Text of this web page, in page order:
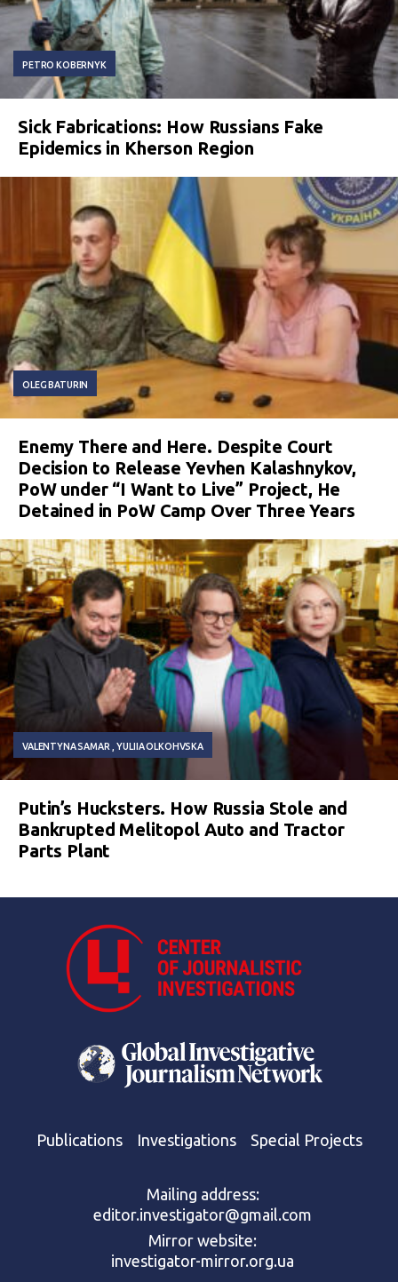
PETRO KOBERNYK
Sick Fabrications: How Russians Fake
Epidemics in Kherson Region
OLEG BATURIN
Enemy There and Here. Despite Court
Decision to Release Yevhen Kalashnykov,
PoW under “I Want to Live” Project, He
Detained in PoW Camp Over Three Years
VALENTYNA SAMAR YULIIA OLKOHVSKA
Putin’s Hucksters. How Russia Stole and
Bankrupted Melitopol Auto and Tractor
Parts Plant
Publications Investigations Special Projects
Mailing address:
editor.investigator@gmail.com
Mirror website:
investigator-mirror.org.ua